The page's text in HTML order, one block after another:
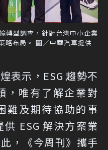
轉型調查，針對台灣中小企業
略布局。 圖／中華汽車提供
表示，ESG 趨勢不
，唯有了解企業對
難及期待協助的事
ESG 解決方案業
，《今周刊》攜手